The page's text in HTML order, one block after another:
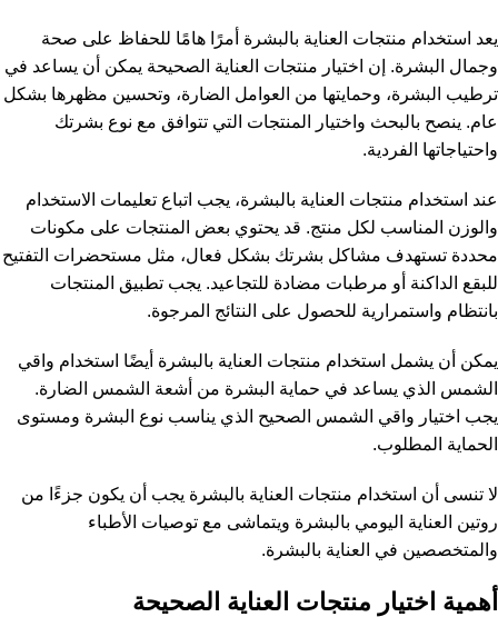
يعد استخدام منتجات العناية بالبشرة أمرًا هامًا للحفاظ على صحة
وجمال البشرة. إن اختيار منتجات العناية الصحيحة يمكن أن يساعد في
ترطيب البشرة، وحمايتها من العوامل الضارة، وتحسين مظهرها بشكل
عام. ينصح بالبحث واختيار المنتجات التي تتوافق مع نوع بشرتك
واحتياجاتها الفردية.
عند استخدام منتجات العناية بالبشرة، يجب اتباع تعليمات الاستخدام
والوزن المناسب لكل منتج. قد يحتوي بعض المنتجات على مكونات
محددة تستهدف مشاكل بشرتك بشكل فعال، مثل مستحضرات التفتيح
للبقع الداكنة أو مرطبات مضادة للتجاعيد. يجب تطبيق المنتجات
بانتظام واستمرارية للحصول على النتائج المرجوة.
يمكن أن يشمل استخدام منتجات العناية بالبشرة أيضًا استخدام واقي
الشمس الذي يساعد في حماية البشرة من أشعة الشمس الضارة.
يجب اختيار واقي الشمس الصحيح الذي يناسب نوع البشرة ومستوى
الحماية المطلوب.
لا تنسى أن استخدام منتجات العناية بالبشرة يجب أن يكون جزءًا من
روتين العناية اليومي بالبشرة ويتماشى مع توصيات الأطباء
والمتخصصين في العناية بالبشرة.
أهمية اختيار منتجات العناية الصحيحة